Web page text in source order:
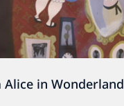
in Wonderland